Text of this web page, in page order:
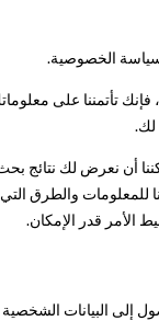
الخصوصية.
فإنك تأتمننا على
لك.
أن نعرض لك نتائج
للمعلومات والطرق
الأمر قدر الإمكان.
إلى البيانات